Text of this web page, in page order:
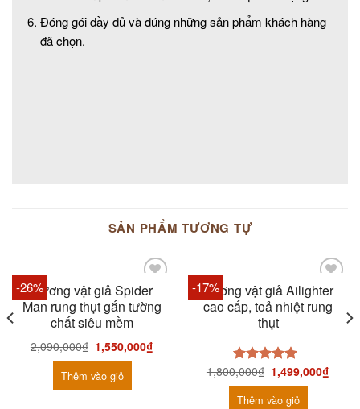
Đóng gói đầy đủ và đúng những sản phẩm khách hàng
đã chọn.
SẢN PHẨM TƯƠNG TỰ
-26%Dương vật giả Spider
Man rung thụt gắn tường
chất siêu mềm
2,090,000₫ 1,550,000₫
Thêm vào giỏ
-17%
Dương vật giả Ailighter
cao cấp, toả nhiệt rung
thụt
Được xếp
hạng5.005
sao
1,800,000₫ 1,499,000₫
Thêm vào giỏ